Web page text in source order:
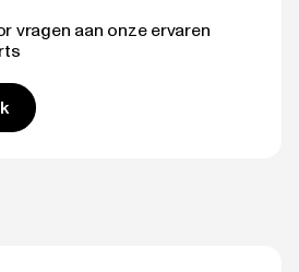
vragen aan onze ervaren